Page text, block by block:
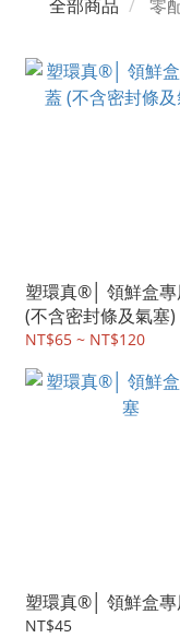
全部商品 零
塑環真®│ 領鮮盒
(不含密封條及氣塞)
NT$65 ~ NT$120
塑環真®│ 領鮮盒專
NT$45